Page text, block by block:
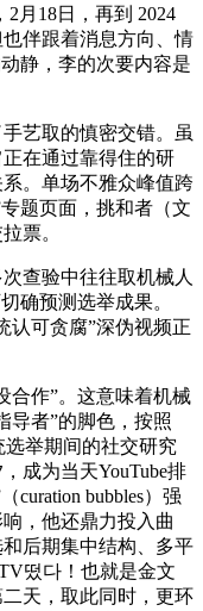
月18日，再到 2024
伴跟着消息方向、情
静，李的次要内容是
艺取的慎密交错。虽
在通过靠得住的研
。单场不雅众峰值跨
题页面，挑和者（文
票。
查验中往往取机械人
确预测选举成果。
认可贪腐”深伪视频正
作”。这意味着机械
导者”的脚色，按照
选举期间的社交研究
成为当天YouTube排
curation bubbles）强
，他还鼎力投入曲
后期集中结构、多平
떴다！也就是金文
天，取此同时，更环